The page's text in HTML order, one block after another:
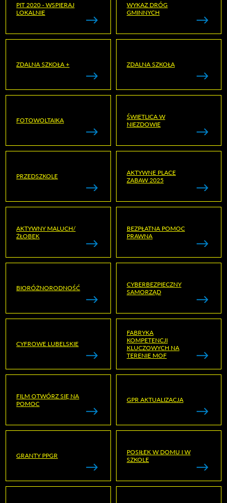
PIT 2020 - WSPIERAJ
LOKALNIE
WYKAZ DRÓG
GMINNYCH
ZDALNA SZKOŁA + ZDALNA SZKOŁA
FOTOWOLTAIKA
ŚWIETLICA W
NIEZDOWIE
PRZEDSZKOLE
AKTYWNE PLACE
ZABAW 2025
AKTYWNY MALUCH/
ŻŁOBEK
BEZPŁATNA POMOC
PRAWNA
BIORÓŻNORODNOŚĆ
CYBERBEZPIECZNY
SAMORZĄD
CYFROWE LUBELSKIE
FABRYKA
KOMPETENCJI
KLUCZOWYCH NA
TERENIE MOF
FILM OTWÓRZ SIĘ NA
POMOC
GPR AKTUALIZACJA
GRANTY PPGR
POSIŁEK W DOMU I W
SZKOLE